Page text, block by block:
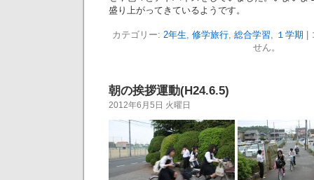
盛り上がってきているようです。
カテゴリー: 2年生, 修学旅行, 総合学習, １学期
せん。
朝の挨拶運動(H24.6.5)
2012年6月5日 火曜日